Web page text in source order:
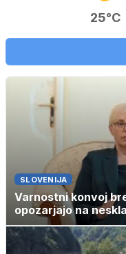
25°C
SLOVENIJA
Varnostni konvoj
opozarjajo na